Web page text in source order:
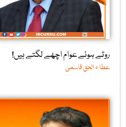
روتے ہوئے عوام اچھے لگتے ہیں!
عطا ء الحق قاسمی